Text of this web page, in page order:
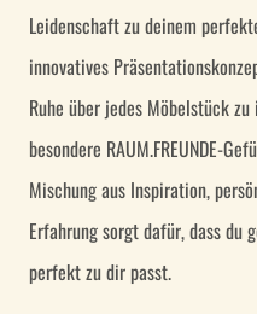
Leidenschaft zu deinem
innovatives
Ruhe über jedes Möbelstück
besondere RAUM.FREUNDE-
Mischung aus Inspiration,
Erfahrung sorgt dafür, dass du
perfekt zu dir passt.